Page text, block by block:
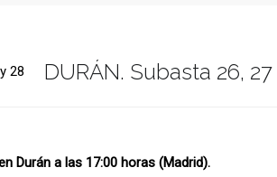
DURÁN. Subasta 26,
Durán a las 17:00 horas (Madrid).